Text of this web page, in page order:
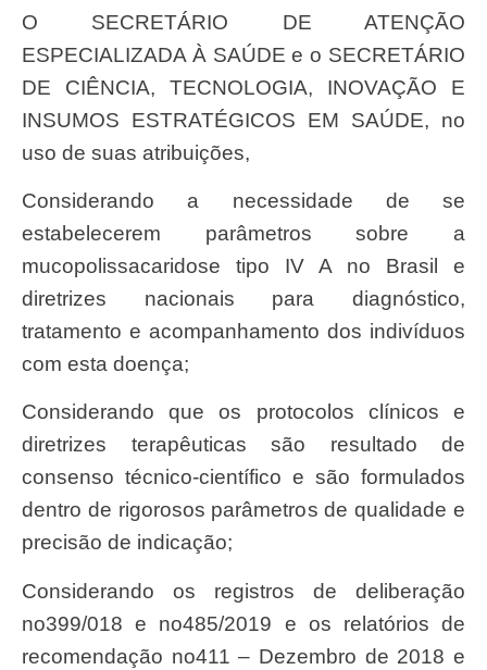
O SECRETÁRIO DE ATENÇÃO
ESPECIALIZADA À SAÚDE e o SECRETÁRIO
DE CIÊNCIA, TECNOLOGIA, INOVAÇÃO E
INSUMOS ESTRATÉGICOS EM SAÚDE, no
uso de suas atribuições,
Considerando a necessidade de se
estabelecerem parâmetros sobre a
mucopolissacaridose tipo IV A no Brasil e
diretrizes nacionais para diagnóstico,
tratamento e acompanhamento dos indivíduos
com esta doença;
Considerando que os protocolos clínicos e
diretrizes terapêuticas são resultado de
consenso técnico-científico e são formulados
dentro de rigorosos parâmetros de qualidade e
precisão de indicação;
Considerando os registros de deliberação
no399/018 e no485/2019 e os relatórios de
recomendação no411 – Dezembro de 2018 e